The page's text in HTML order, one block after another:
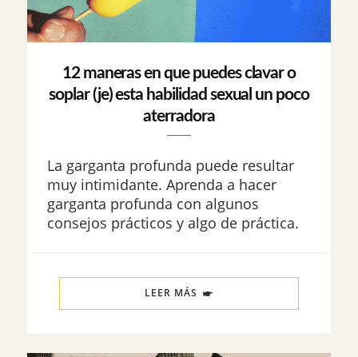
12 maneras en que puedes clavar o
soplar (je) esta habilidad sexual un poco
aterradora
La garganta profunda puede resultar
muy intimidante. Aprenda a hacer
garganta profunda con algunos
consejos prácticos y algo de práctica.
LEER MÁS